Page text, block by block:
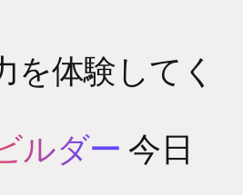
を体験してく
ルダー 今日